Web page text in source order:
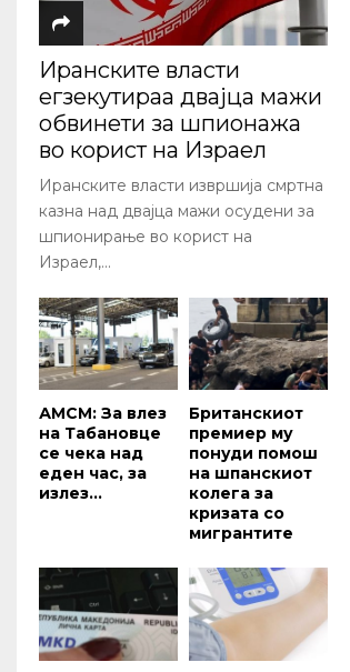
Иранските власти
егзекутираа двајца мажи
обвинети за шпионажа
во корист на Израел
Иранските власти извршија смртна
казна над двајца мажи осудени за
шпионирање во корист на
Израел,...
АМСМ: За влез
на Табановце
се чека над
еден час, за
излез...
Британскиот
премиер му
понуди помош
на шпанскиот
колега за
кризата со
мигрантите